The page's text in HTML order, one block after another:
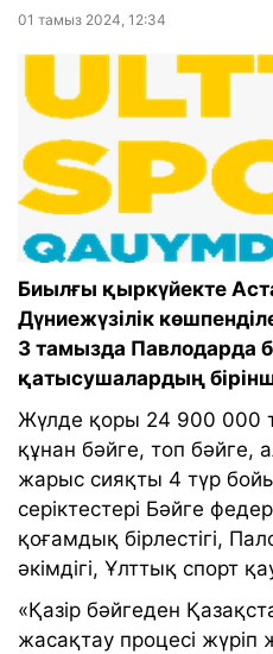
01 тамыз 2024, 12:34
Биылғы қыркүйекте
Дүниежүзілік
3 тамызда Павлодарда
қатысушалардың бірінші
Жүлде қоры 24 900 000
құнан бәйге, топ бәйге,
жарыс сияқты 4 түр
серіктестері Бәйге
қоғамдық бірлестігі,
әкімдігі, Ұлттық спорт
«Қазір бәйгеден
жасақтау процесі жүріп